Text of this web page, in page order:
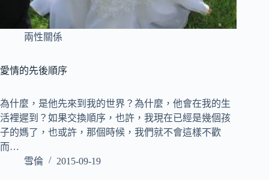
兩性關係
愛情的先後順序
為什麼，是他先來到我的世界？為什麼，他會在我的生
活裡遲到？如果交換順序，也許，我現在已經是幾個孩
子的媽了，也或許，那個時候，我們就不會這樣不歡
而…
雪倫
2015-09-19